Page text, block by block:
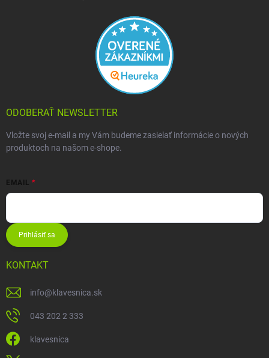
ODOBERAŤ NEWSLETTER
Vložte svoj e-mail a my Vám budeme zasielať informácie o nových
produktoch na našom e-shope.
EMAIL
Prihlásiť sa
KONTAKT
info@klavesnica.sk
043 202 2 333
klavesnica